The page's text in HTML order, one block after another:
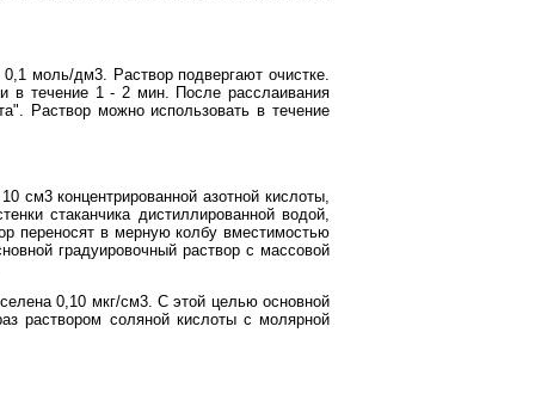
моль/дм3. Раствор подвергают очистке.
в течение 1 - 2 мин. После расслаивания
Раствор можно использовать в течение
см3 концентрированной азотной кислоты,
стаканчика дистиллированной водой,
переносят в мерную колбу вместимостью
градуировочный раствор с массовой
0,10 мкг/см3. С этой целью основной
раствором соляной кислоты с молярной